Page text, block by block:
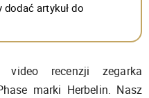
artykuł do
video recenzji zegarka
marki Herbelin. Nasz